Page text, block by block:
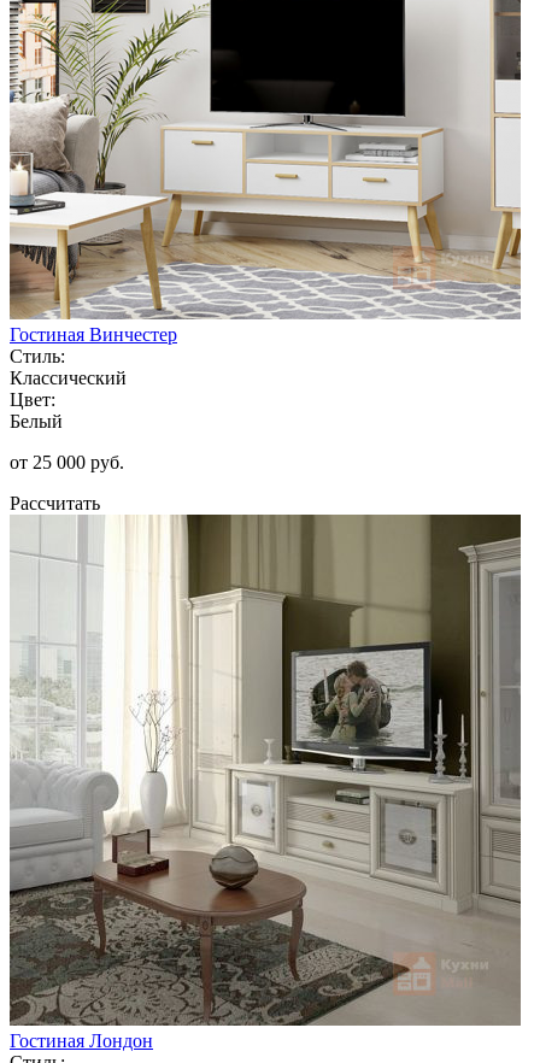
Гостиная Винчестер
Стиль:
Классический
Цвет:
Белый
от 25 000 руб.
Рассчитать
Гостиная Лондон